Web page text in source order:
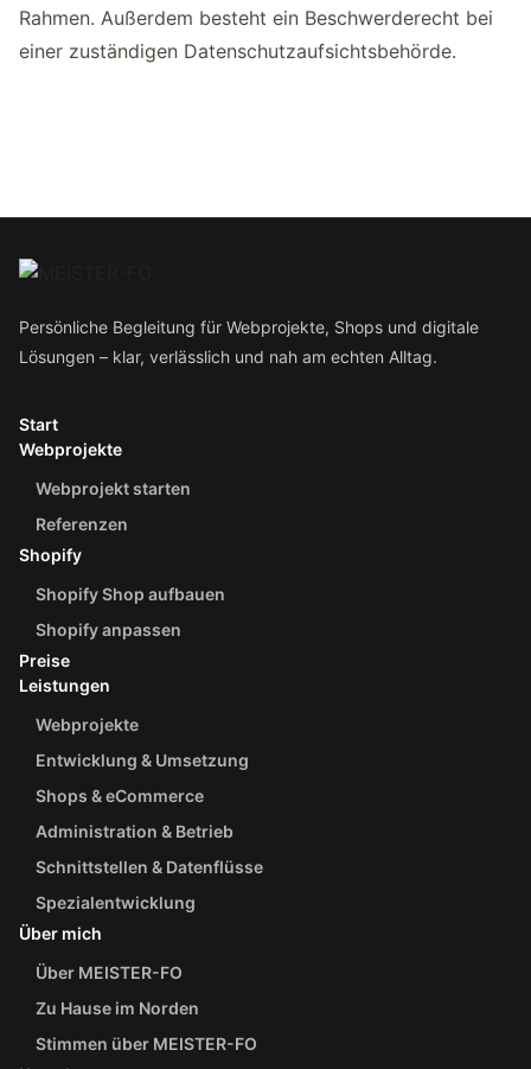
Rahmen. Außerdem besteht ein Beschwerderecht bei
einer zuständigen Datenschutzaufsichtsbehörde.
Persönliche Begleitung für Webprojekte, Shops und digitale
Lösungen – klar, verlässlich und nah am echten Alltag.
Start
Webprojekte
Webprojekt starten
Referenzen
Shopify
Shopify Shop aufbauen
Shopify anpassen
Preise
Leistungen
Webprojekte
Entwicklung & Umsetzung
Shops & eCommerce
Administration & Betrieb
Schnittstellen & Datenflüsse
Spezialentwicklung
Über mich
Über MEISTER-FO
Zu Hause im Norden
Stimmen über MEISTER-FO